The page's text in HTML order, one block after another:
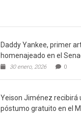
Daddy Yankee, primer
homenajeado en el
30 enero, 2026 0
Yeison Jiménez recibirá
póstumo gratuito en el